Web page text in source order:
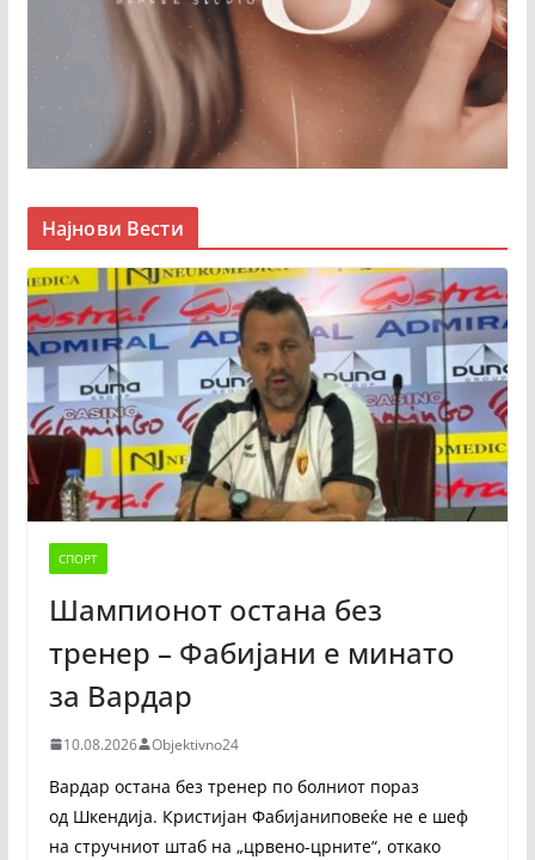
Најнови Вести
СПОРТ
Шампионот остана без
тренер – Фабијани е минато
за Вардар
10.08.2026 Objektivno24
Вардар остана без тренер по болниот пораз
од Шкендија. Кристијан Фабијаниповеќе не е шеф
на стручниот штаб на „црвено-црните“, откако